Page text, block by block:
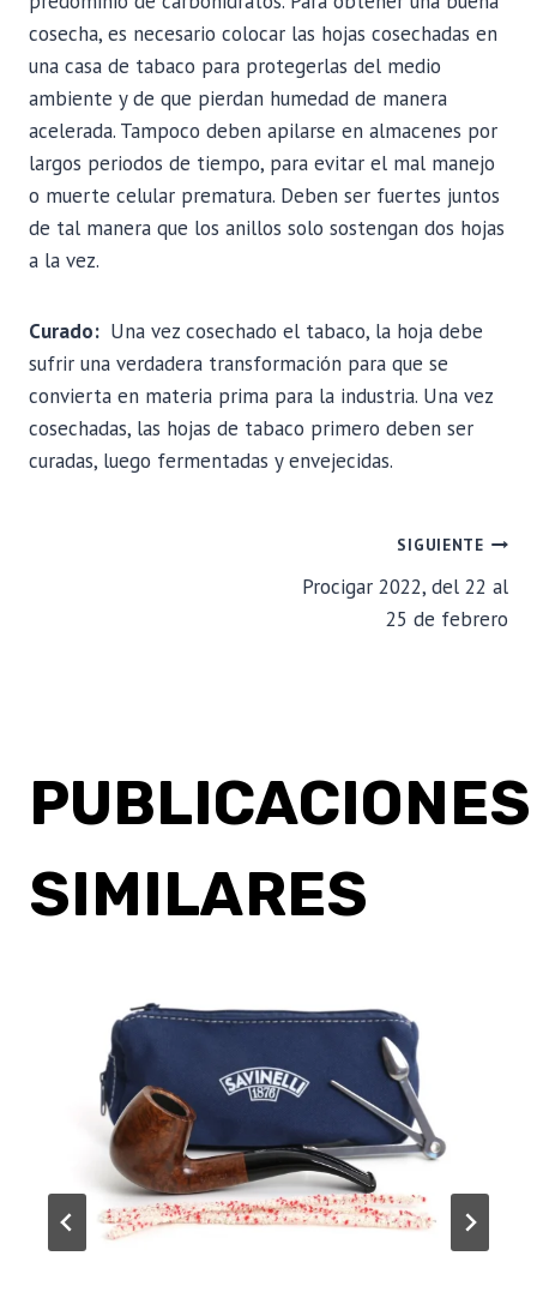
cosecha, es necesario colocar las hojas cosechadas en
una casa de tabaco para protegerlas del medio
ambiente y de que pierdan humedad de manera
acelerada. Tampoco deben apilarse en almacenes por
largos periodos de tiempo, para evitar el mal manejo
o muerte celular prematura. Deben ser fuertes juntos
de tal manera que los anillos solo sostengan dos hojas
a la vez.
Curado: Una vez cosechado el tabaco, la hoja debe
sufrir una verdadera transformación para que se
convierta en materia prima para la industria. Una vez
cosechadas, las hojas de tabaco primero deben ser
curadas, luego fermentadas y envejecidas.
SIGUIENTE
Procigar 2022, del 22 al
25 de febrero
PUBLICACIONES
SIMILARES